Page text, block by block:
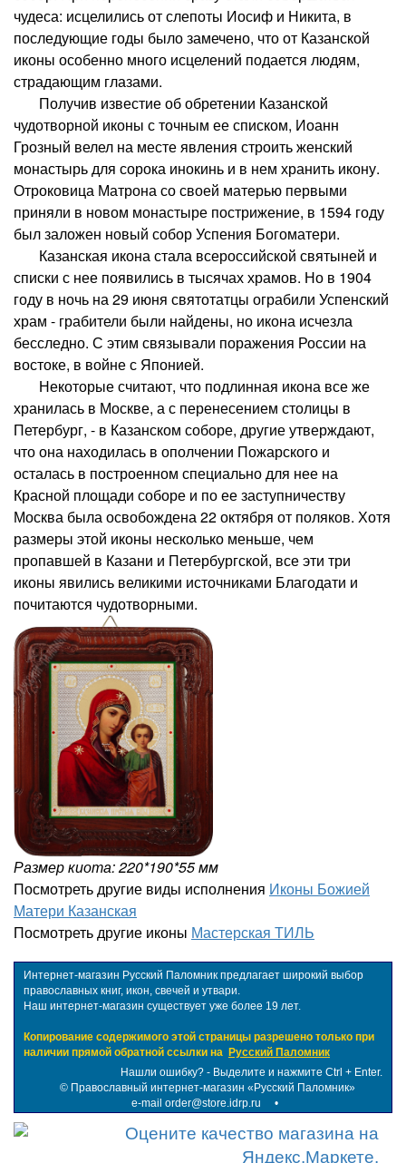
чудеса: исцелились от слепоты Иосиф и Никита, в
последующие годы было замечено, что от Казанской
иконы особенно много исцелений подается людям,
страдающим глазами.
Получив известие об обретении Казанской
чудотворной иконы с точным ее списком, Иоанн
Грозный велел на месте явления строить женский
монастырь для сорока инокинь и в нем хранить икону.
Отроковица Матрона со своей матерью первыми
приняли в новом монастыре пострижение, в 1594 году
был заложен новый собор Успения Богоматери.
Казанская икона стала всероссийской святыней и
списки с нее появились в тысячах храмов. Но в 1904
году в ночь на 29 июня святотатцы ограбили Успенский
храм - грабители были найдены, но икона исчезла
бесследно. С этим связывали поражения России на
востоке, в войне с Японией.
Некоторые считают, что подлинная икона все же
хранилась в Москве, а с перенесением столицы в
Петербург, - в Казанском соборе, другие утверждают,
что она находилась в ополчении Пожарского и
осталась в построенном специально для нее на
Красной площади соборе и по ее заступничеству
Москва была освобождена 22 октября от поляков. Хотя
размеры этой иконы несколько меньше, чем
пропавшей в Казани и Петербургской, все эти три
иконы явились великими источниками Благодати и
почитаются чудотворными.
Размер киота: 220*190*55 мм
Посмотреть другие виды исполнения Иконы Божией
Матери Казанская
Посмотреть другие иконы Мастерская ТИЛЬ
Интернет-магазин Русский Паломник предлагает широкий выбор
православных книг, икон, свечей и утвари.
Наш интернет-магазин существует уже более 19 лет.
Копирование содержимого этой страницы разрешено только при
наличии прямой обратной ссылки на Русский Паломник
Нашли ошибку? - Выделите и нажмите Ctrl + Enter.
© Православный интернет-магазин «Русский Паломник»
e-mail order@store.idrp.ru •